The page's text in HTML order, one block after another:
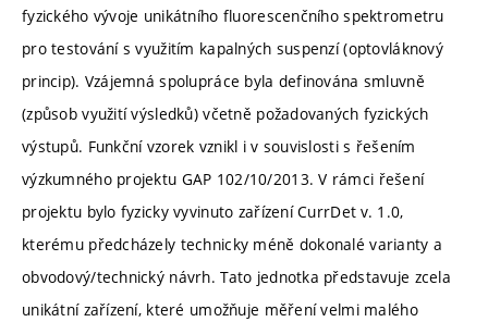
fyzického vývoje unikátního fluorescenčního spektrometru
pro testování s využitím kapalných suspenzí (optovláknový
princip). Vzájemná spolupráce byla definována smluvně
(způsob využití výsledků) včetně požadovaných fyzických
výstupů. Funkční vzorek vznikl i v souvislosti s řešením
výzkumného projektu GAP 102/10/2013. V rámci řešení
projektu bylo fyzicky vyvinuto zařízení CurrDet v. 1.0,
kterému předcházely technicky méně dokonalé varianty a
obvodový/technický návrh. Tato jednotka představuje zcela
unikátní zařízení, které umožňuje měření velmi malého